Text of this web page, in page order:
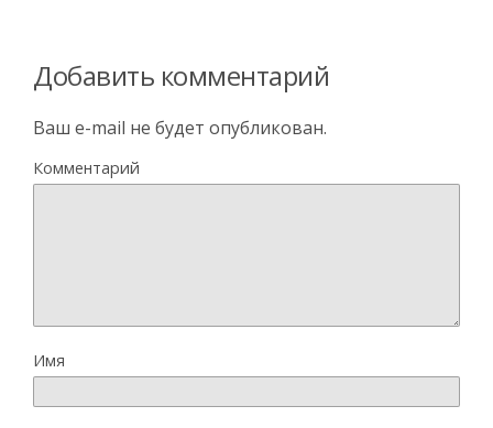
Добавить комментарий
Ваш e-mail не будет опубликован.
Комментарий
Имя